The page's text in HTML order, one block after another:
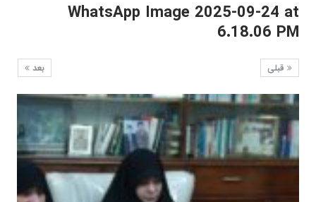
WhatsApp Image 2025-09-24 at
6.18.06 PM
بعد قبلی